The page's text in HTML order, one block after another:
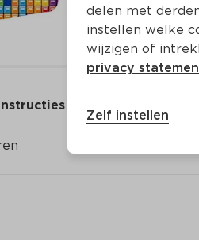
delen met
instellen welke
wijzigen of
privacy
Zelf instellen